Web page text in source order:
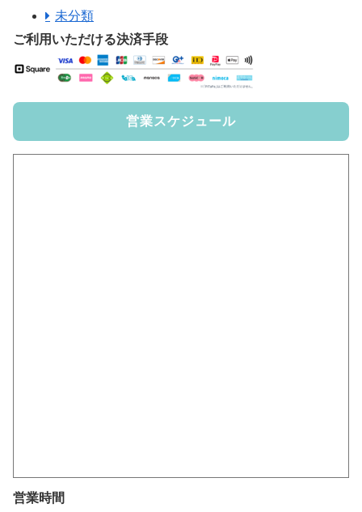
未分類
ご利用いただける決済手段
営業スケジュール
営業時間